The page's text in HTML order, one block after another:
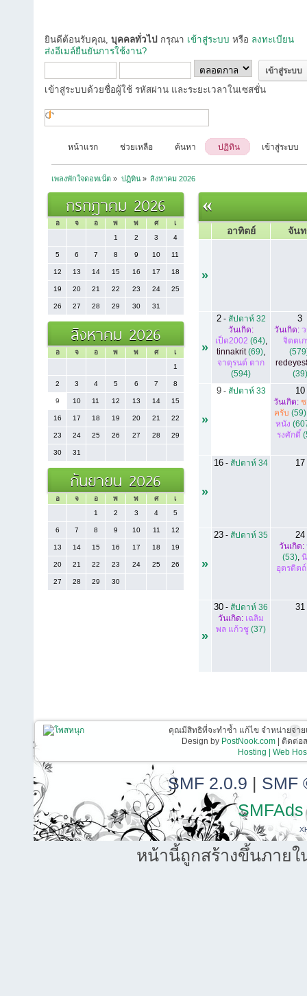
ยินดีต้อนรับคุณ, บุคคลทั่วไป กรุณา เข้าสู่ระบบ หรือ ลงทะเบียน
ส่งอีเมล์ยืนยันการใช้งาน?
เข้าสู่ระบบด้วยชื่อผู้ใช้ รหัสผ่าน และระยะเวลาในเซสชั่น
หน้าแรก ช่วยเหลือ ค้นหา ปฏิทิน เข้าสู่ระบบ
เพลงพักใจดอทเน็ต » ปฏิทิน» สิงหาคม 2026
กรกฎาคม 2026
อ จ อ พ พ ศ
เ
1
2 3 4
5 6 7 8 9 10 11
12 13 14 15 16 17 18
19 20 21 22 23 24 25
26 27 28 29 30 31
สิงหาคม 2026
อ จ อ พ พ ศ
เ
1
2 3 4 5 6 7 8
9 10 11 12 13 14 15
16 17 18 19 20 21 22
23 24 25 26 27 28 29
30 31
กันยายน 2026
อ จ อ พ พ ศ
เ
1
2 3 4 5
6 7 8 9 10 11 12
13 14 15 16 17 18 19
20 21 22 23 24 25 26
27 28 29 30
«
อาทิตย์ จัน
»
»
2- สัปดาห์ 32
วันเกิด:
เป็ด2002 (64),
tinnakrit(69)
จาตุรนต์ ตาก
(594)
3
วันเกิด:
จิตตเ
(39)
»
9- สัปดาห์ 33 10
วันเกิด:
ครับ (59)
หนัง
รงศักดิ์
»
16 - สัปดาห์ 34 17
»
23 - สัปดาห์ 35 24
วันเกิด:
(53),
อุตรดิตถ์
»
30 - สัปดาห์ 36
วันเกิด: เฉลิม
พล แก้วชู (37)
31
คุณมีสิทธิที่จะทำซ้ำ แก้ไข จำหน่ายจ่า
Design by PostNook.com| ติดต่อส
Hosting | Web
SMF 2.0.9 | SMF
SMFAds
หน้านี้ถูกสร้างขึ้นภายใ